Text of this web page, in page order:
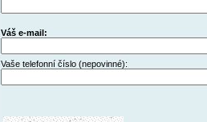
Váš e-mail:
Vaše telefonní číslo (nepovinné):